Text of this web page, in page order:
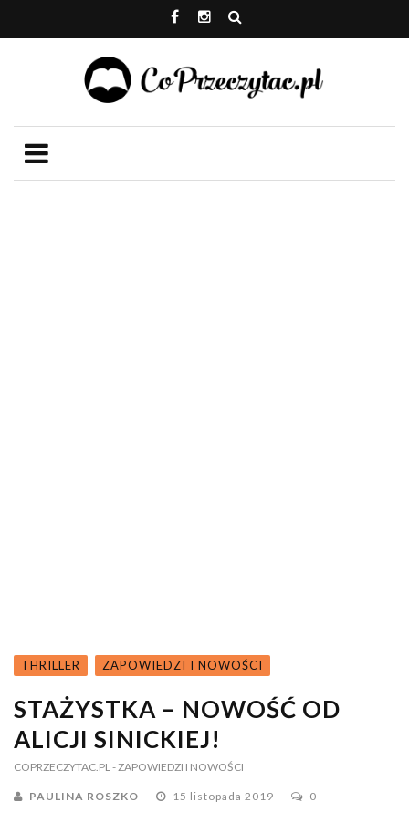
THRILLER ZAPOWIEDZI I NOWOŚCI
STAŻYSTKA – NOWOŚĆ OD
ALICJI SINICKIEJ!
COPRZECZYTAC.PL - ZAPOWIEDZI I NOWOŚCI
PAULINA ROSZKO 15 listopada 2019 0